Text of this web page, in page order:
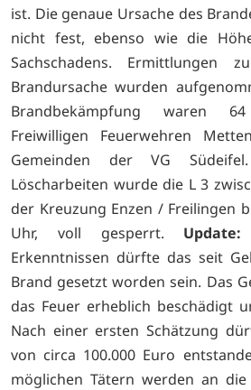
ist. Die genaue Ursache des
nicht fest, ebenso wie die
Sachschadens. Ermittlungen
Brandursache wurden
Brandbekämpfung waren
Freiwilligen Feuerwehren
Gemeinden der VG
Löscharbeiten wurde die L 3
der Kreuzung Enzen / Freilingen
Uhr, voll gesperrt. Update:
Erkenntnissen dürfte das seit
Brand gesetzt worden sein. Das
das Feuer erheblich beschädigt
Nach einer ersten Schätzung
von circa 100.000 Euro
möglichen Tätern werden an die